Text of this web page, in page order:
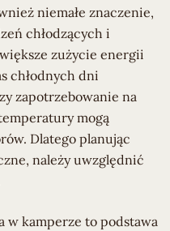
niemałe znaczenie,
chłodzących i
zużycie energii
chłodnych dni
zapotrzebowanie na
mogą
Dlatego planując
należy uwzględnić
w kamperze to podstawa